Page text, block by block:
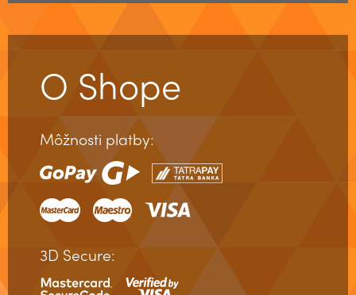
O Shope
Môžnosti platby:
3D Secure: